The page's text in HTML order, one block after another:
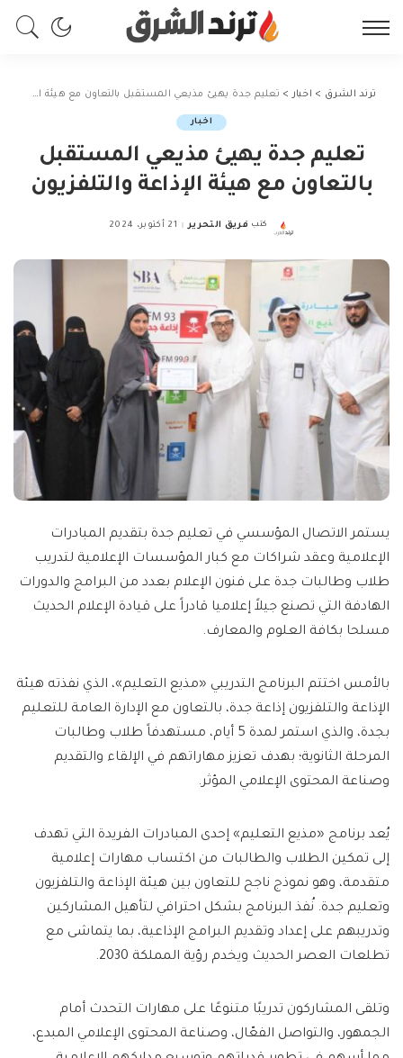
ترند الشرق > اخبار > تعليم جدة يهيئ مذيعي المستقبل بالتعاون مع هيئة الإذاعة والتلفزيون
اخبار
تعليم جدة يهيئ مذيعي المستقبل
بالتعاون مع هيئة الإذاعة والتلفزيون
Posted
كتب فريق التحرير 21 أكتوبر، 2024
يستمر الاتصال المؤسسي في تعليم جدة بتقديم المبادرات
الإعلامية وعقد شراكات مع كبار المؤسسات الإعلامية لتدريب
طلاب وطالبات جدة على فنون الإعلام بعدد من البرامج والدورات
الهادفة التي تصنع جيلاً إعلاميا قادراً على قيادة الإعلام الحديث
مسلحا بكافة العلوم والمعارف.
بالأمس اختتم البرنامج التدريبي «مذيع التعليم»، الذي نفذته هيئة
الإذاعة والتلفزيون إذاعة جدة، بالتعاون مع الإدارة العامة للتعليم
بجدة، والذي استمر لمدة 5 أيام، مستهدفاً طلاب وطالبات
المرحلة الثانوية؛ بهدف تعزيز مهاراتهم في الإلقاء والتقديم
وصناعة المحتوى الإعلامي المؤثر.
يُعد برنامج «مذيع التعليم» إحدى المبادرات الفريدة التي تهدف
إلى تمكين الطلاب والطالبات من اكتساب مهارات إعلامية
متقدمة، وهو نموذج ناجح للتعاون بين هيئة الإذاعة والتلفزيون
وتعليم جدة. نُفذ البرنامج بشكل احترافي لتأهيل المشاركين
وتدريبهم على إعداد وتقديم البرامج الإذاعية، بما يتماشى مع
تطلعات العصر الحديث ويخدم رؤية المملكة 2030.
وتلقى المشاركون تدريبًا متنوعًا على مهارات التحدث أمام
الجمهور، والتواصل الفعّال، وصناعة المحتوى الإعلامي المبدع،